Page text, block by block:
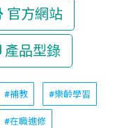
官方網站
產品型錄
#補教 #樂齡學習
#在職進修